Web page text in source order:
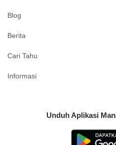
Blog
Berita
Cari Tahu
Informasi
Unduh Aplikasi